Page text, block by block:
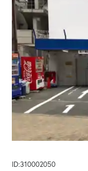
ID:310002050